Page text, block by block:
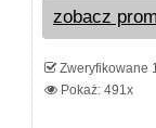
zobacz
Zweryfikowane
Pokaż: 491x